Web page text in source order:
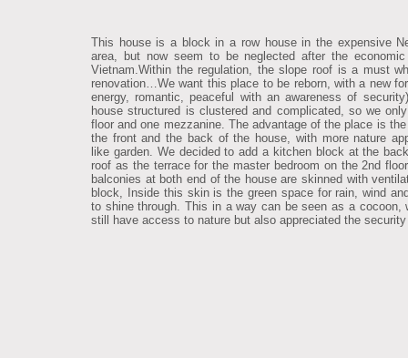
This house is a block in a row house in the expensive
area, but now seem to be neglected after the
Vietnam.Within the regulation, the slope roof is a must
renovation…We want this place to be reborn, with a new
energy, romantic, peaceful with an awareness of
house structured is clustered and complicated, so we
floor and one mezzanine. The advantage of the place is
the front and the back of the house, with more nature
like garden. We decided to add a kitchen block at the
roof as the terrace for the master bedroom on the 2nd
balconies at both end of the house are skinned with
block, Inside this skin is the green space for rain, wind
to shine through. This in a way can be seen as a cocoon,
still have access to nature but also appreciated the